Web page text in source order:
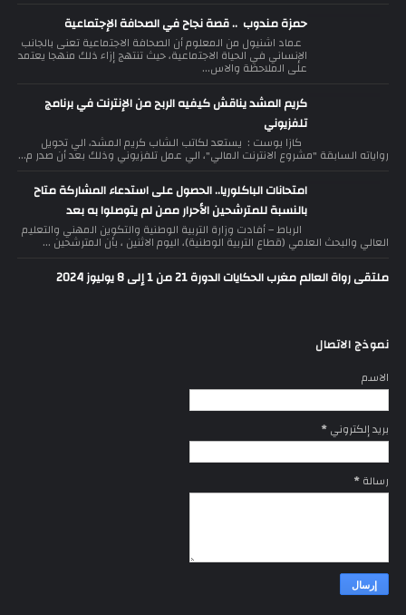
حمزة مندوب .. قصة نجاح في الصحافة الإجتماعية
عماد اشنيول من المعلوم أن الصحافة الاجتماعية تعنى بالجانب
الإنساني في الحياة الاجتماعية، حيث تنتهج إزاء ذلك منهجا يعتمد
على الملاحظة والاس...
كريم المشد يناقش كيفيه الربح من الإنترنت في برنامج
تلفزيوني
كازا بوست : يستعد لكاتب الشاب كريم المشد، الي تحويل
رواياته السابقة "مشروع الانترنت المالي"، الي عمل تلفزيوني وذلك بعد أن صدر م...
امتحانات الباكلوريا.. الحصول على استدعاء المشاركة متاح
بالنسبة للمترشحين الأحرار ممن لم يتوصلوا به بعد
الرباط – أفادت وزارة التربية الوطنية والتكوين المهني والتعليم
العالي والبحث العلمي (قطاع التربية الوطنية)، اليوم الاثنين ، بأن المترشحين ...
ملتقى رواة العالم مغرب الحكايات الدورة 21 من 1 إلى 8 يوليوز 2024
نموذج الاتصال
الاسم
بريد إلكتروني*
رسالة*